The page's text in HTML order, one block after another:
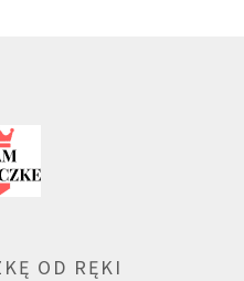
OD RĘKI